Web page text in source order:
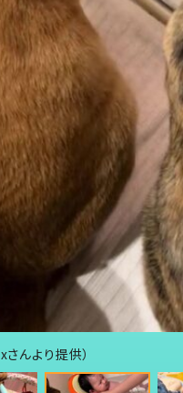
んより提供）